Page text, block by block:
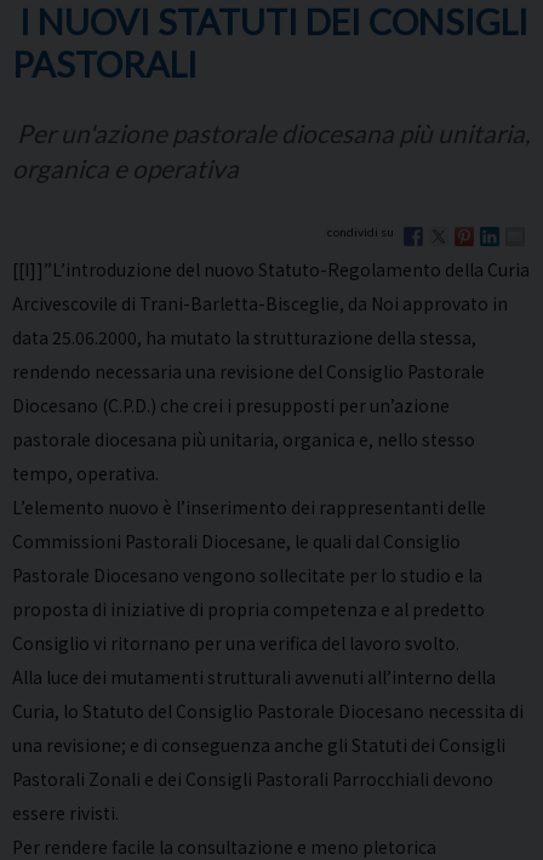
I NUOVI STATUTI DEI CONSIGLI
PASTORALI
Per un'azione pastorale diocesana più unitaria,
organica e operativa
[[I]]”L’introduzione del nuovo Statuto-Regolamento della Curia
Arcivescovile di Trani-Barletta-Bisceglie, da Noi approvato in
data 25.06.2000, ha mutato la strutturazione della stessa,
rendendo necessaria una revisione del Consiglio Pastorale
Diocesano (C.P.D.) che crei i presupposti per un’azione
pastorale diocesana più unitaria, organica e, nello stesso
tempo, operativa.
L’elemento nuovo è l’inserimento dei rappresentanti delle
Commissioni Pastorali Diocesane, le quali dal Consiglio
Pastorale Diocesano vengono sollecitate per lo studio e la
proposta di iniziative di propria competenza e al predetto
Consiglio vi ritornano per una verifica del lavoro svolto.
Alla luce dei mutamenti strutturali avvenuti all’interno della
Curia, lo Statuto del Consiglio Pastorale Diocesano necessita di
una revisione; e di conseguenza anche gli Statuti dei Consigli
Pastorali Zonali e dei Consigli Pastorali Parrocchiali devono
essere rivisti.
Per rendere facile la consultazione e meno pletorica